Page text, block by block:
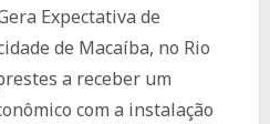
Expectativa de
de Macaíba, no Rio
a receber um
com a instalação